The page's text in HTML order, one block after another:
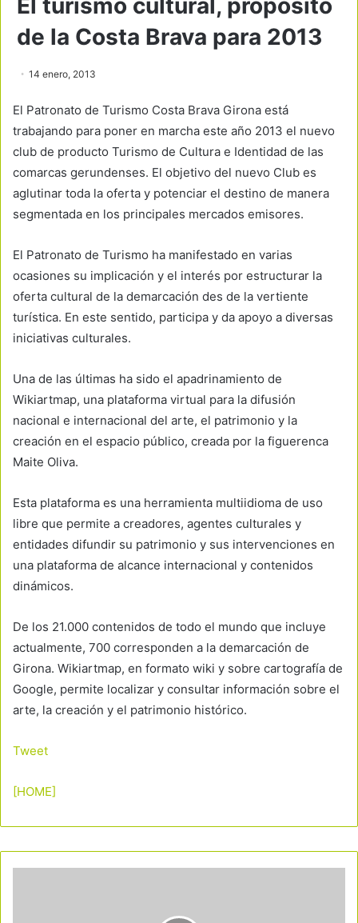
El turismo cultural, propósito
de la Costa Brava para 2013
14 enero, 2013
El Patronato de Turismo Costa Brava Girona está
trabajando para poner en marcha este año 2013 el nuevo
club de producto Turismo de Cultura e Identidad de las
comarcas gerundenses. El objetivo del nuevo Club es
aglutinar toda la oferta y potenciar el destino de manera
segmentada en los principales mercados emisores.
El Patronato de Turismo ha manifestado en varias
ocasiones su implicación y el interés por estructurar la
oferta cultural de la demarcación des de la vertiente
turística. En este sentido, participa y da apoyo a diversas
iniciativas culturales.
Una de las últimas ha sido el apadrinamiento de
Wikiartmap, una plataforma virtual para la difusión
nacional e internacional del arte, el patrimonio y la
creación en el espacio público, creada por la figuerenca
Maite Oliva.
Esta plataforma es una herramienta multiidioma de uso
libre que permite a creadores, agentes culturales y
entidades difundir su patrimonio y sus intervenciones en
una plataforma de alcance internacional y contenidos
dinámicos.
De los 21.000 contenidos de todo el mundo que incluye
actualmente, 700 corresponden a la demarcación de
Girona. Wikiartmap, en formato wiki y sobre cartografía de
Google, permite localizar y consultar información sobre el
arte, la creación y el patrimonio histórico.
Tweet
[HOME]